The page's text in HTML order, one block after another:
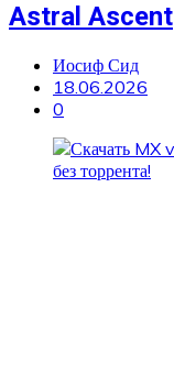
Astral Ascent
Иосиф Сид
18.06.2026
0